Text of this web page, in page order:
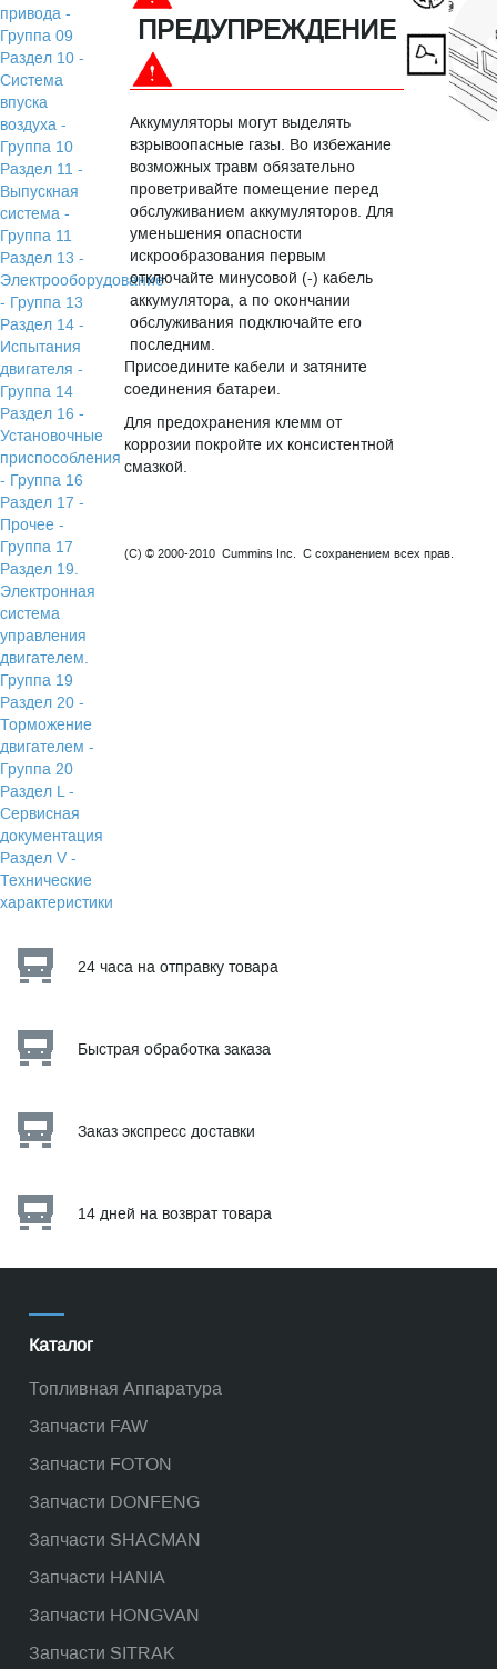
привода -
Группа 09
Раздел 10 -
Система
впуска
воздуха -
Группа 10
Раздел 11 -
Выпускная
система -
Группа 11
Раздел 13 -
Электрооборудование
- Группа 13
Раздел 14 -
Испытания
двигателя -
Группа 14
Раздел 16 -
Установочные
приспособления
- Группа 16
Раздел 17 -
Прочее -
Группа 17
Раздел 19.
Электронная
система
управления
двигателем.
Группа 19
Раздел 20 -
Торможение
двигателем -
Группа 20
Раздел L -
Сервисная
документация
Раздел V -
Технические
характеристики
ПРЕДУПРЕЖДЕНИЕ
Аккумуляторы могут выделять
взрывоопасные газы. Во избежание
возможных травм обязательно
проветривайте помещение перед
обслуживанием аккумуляторов. Для
уменьшения опасности
искрообразования первым
отключайте минусовой (-) кабель
аккумулятора, а по окончании
обслуживания подключайте его
последним.
Присоедините кабели и затяните
соединения батареи.
Для предохранения клемм от
коррозии покройте их консистентной
смазкой.
(C) © 2000-2010 Cummins Inc. С сохранением всех прав.
24 часа на отправку товара
Быстрая обработка заказа
Заказ экспресс доставки
14 дней на возврат товара
Каталог
Топливная Аппаратура
Запчасти FAW
Запчасти FOTON
Запчасти DONFENG
Запчасти SHACMAN
Запчасти HANIA
Запчасти HONGVAN
Запчасти SITRAK